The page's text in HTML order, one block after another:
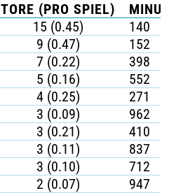
TORE (PRO SPIEL)
15 (0.45)
140
9 (0.47)
152
7 (0.22)
398
5 (0.16)
552
4 (0.25)
271
3 (0.09)
962
3 (0.21)
410
3 (0.11)
837
3 (0.10)
712
2 (0.07) 947